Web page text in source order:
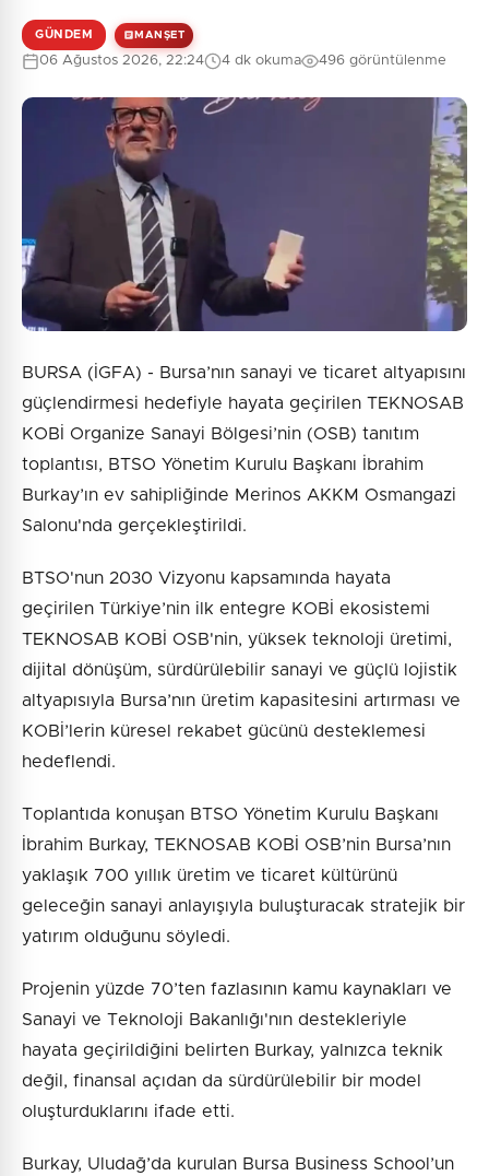
GÜNDEM MANŞET
06 Ağustos 2026, 22:24 4 dk okuma 496 görüntülenme
BURSA (İGFA) - Bursa’nın sanayi ve ticaret altyapısını
güçlendirmesi hedefiyle hayata geçirilen TEKNOSAB
KOBİ Organize Sanayi Bölgesi’nin (OSB) tanıtım
toplantısı, BTSO Yönetim Kurulu Başkanı İbrahim
Burkay’ın ev sahipliğinde Merinos AKKM Osmangazi
Salonu'nda gerçekleştirildi.
BTSO'nun 2030 Vizyonu kapsamında hayata
geçirilen Türkiye’nin ilk entegre KOBİ ekosistemi
TEKNOSAB KOBİ OSB'nin, yüksek teknoloji üretimi,
dijital dönüşüm, sürdürülebilir sanayi ve güçlü lojistik
altyapısıyla Bursa’nın üretim kapasitesini artırması ve
KOBİ’lerin küresel rekabet gücünü desteklemesi
hedeflendi.
Toplantıda konuşan BTSO Yönetim Kurulu Başkanı
İbrahim Burkay, TEKNOSAB KOBİ OSB’nin Bursa’nın
yaklaşık 700 yıllık üretim ve ticaret kültürünü
geleceğin sanayi anlayışıyla buluşturacak stratejik bir
yatırım olduğunu söyledi.
Projenin yüzde 70’ten fazlasının kamu kaynakları ve
Sanayi ve Teknoloji Bakanlığı'nın destekleriyle
hayata geçirildiğini belirten Burkay, yalnızca teknik
değil, finansal açıdan da sürdürülebilir bir model
oluşturduklarını ifade etti.
Burkay, Uludağ’da kurulan Bursa Business School’un